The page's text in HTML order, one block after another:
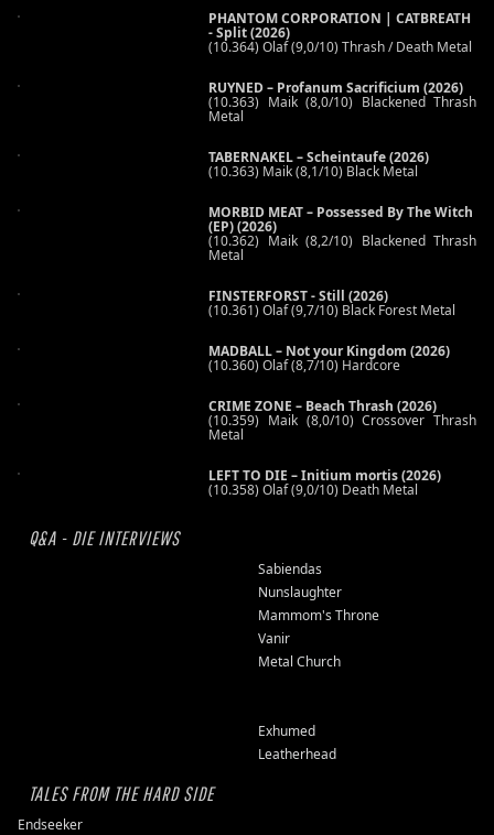
PHANTOM CORPORATION | CATBREATH
- Split (2026)
(10.364) Olaf (9,0/10) Thrash / Death Metal
RUYNED – Profanum Sacrificium (2026)
(10.363) Maik (8,0/10) Blackened Thrash
Metal
TABERNAKEL – Scheintaufe (2026)
(10.363) Maik (8,1/10) Black Metal
MORBID MEAT – Possessed By The Witch
(EP) (2026)
(10.362) Maik (8,2/10) Blackened Thrash
Metal
FINSTERFORST - Still (2026)
(10.361) Olaf (9,7/10) Black Forest Metal
MADBALL – Not your Kingdom (2026)
(10.360) Olaf (8,7/10) Hardcore
CRIME ZONE – Beach Thrash (2026)
(10.359) Maik (8,0/10) Crossover Thrash
Metal
LEFT TO DIE – Initium mortis (2026)
(10.358) Olaf (9,0/10) Death Metal
Q&A - DIE INTERVIEWS
Sabiendas
Nunslaughter
Mammom's Throne
Vanir
Metal Church
Exhumed
Leatherhead
TALES FROM THE HARD SIDE
Endseeker